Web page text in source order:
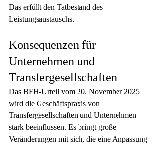
Das erfüllt den Tatbestand des
Leistungsaustauschs.
Konsequenzen für
Unternehmen und
Transfergesellschaften
Das BFH-Urteil vom 20. November 2025
wird die Geschäftspraxis von
Transfergesellschaften und Unternehmen
stark beeinflussen. Es bringt große
Veränderungen mit sich, die eine Anpassung